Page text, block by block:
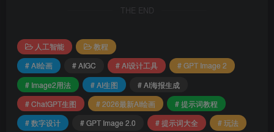
THE END
人工智能
教程
# AI绘画
# AIGC # AI设计工具
# GPT Image 2
# Image2用法
# AI生图
# AI海报生成
# ChatGPT生图
# 2026最新AI绘画
# 提示词教程
# 数字设计
# GPT Image 2.0 # 提示词大全
# 玩法